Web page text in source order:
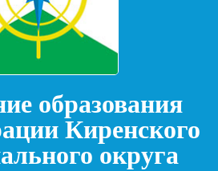
образования
Киренского
округа